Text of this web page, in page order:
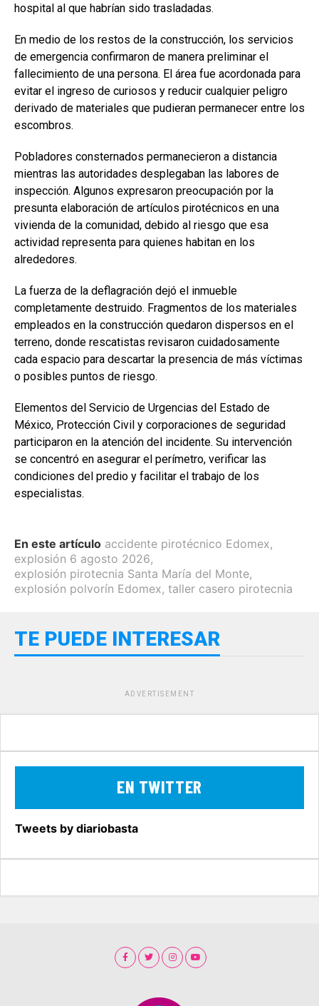
hospital al que habrían sido trasladadas.
En medio de los restos de la construcción, los servicios
de emergencia confirmaron de manera preliminar el
fallecimiento de una persona. El área fue acordonada para
evitar el ingreso de curiosos y reducir cualquier peligro
derivado de materiales que pudieran permanecer entre los
escombros.
Pobladores consternados permanecieron a distancia
mientras las autoridades desplegaban las labores de
inspección. Algunos expresaron preocupación por la
presunta elaboración de artículos pirotécnicos en una
vivienda de la comunidad, debido al riesgo que esa
actividad representa para quienes habitan en los
alrededores.
La fuerza de la deflagración dejó el inmueble
completamente destruido. Fragmentos de los materiales
empleados en la construcción quedaron dispersos en el
terreno, donde rescatistas revisaron cuidadosamente
cada espacio para descartar la presencia de más víctimas
o posibles puntos de riesgo.
Elementos del Servicio de Urgencias del Estado de
México, Protección Civil y corporaciones de seguridad
participaron en la atención del incidente. Su intervención
se concentró en asegurar el perímetro, verificar las
condiciones del predio y facilitar el trabajo de los
especialistas.
En este artículo accidente pirotécnico Edomex,
explosión 6 agosto 2026,
explosión pirotecnia Santa María del Monte,
explosión polvorín Edomex, taller casero pirotecnia
TE PUEDE INTERESAR
ADVERTISEMENT
EN TWITTER
Tweets by diariobasta